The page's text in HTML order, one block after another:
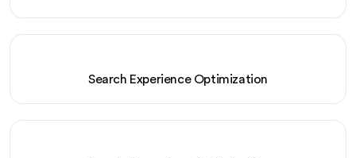
Search Experience Optimization